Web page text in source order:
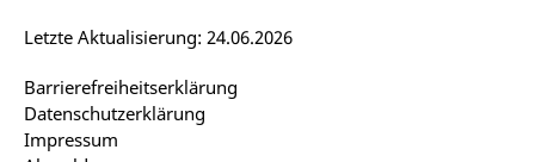
Barrierefreiheitserklärung
Datenschutzerklärung
Impressum
Letzte Aktualisierung: 24.06.2026